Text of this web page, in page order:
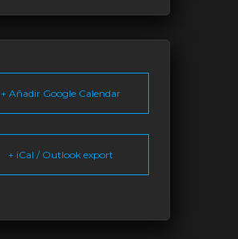
+ Añadir Google Calendar
+ iCal / Outlook export